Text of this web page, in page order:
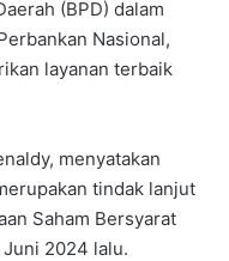
(BPD) dalam
Nasional,
layanan terbaik
menyatakan
tindak lanjut
Saham Bersyarat
2024 lalu.